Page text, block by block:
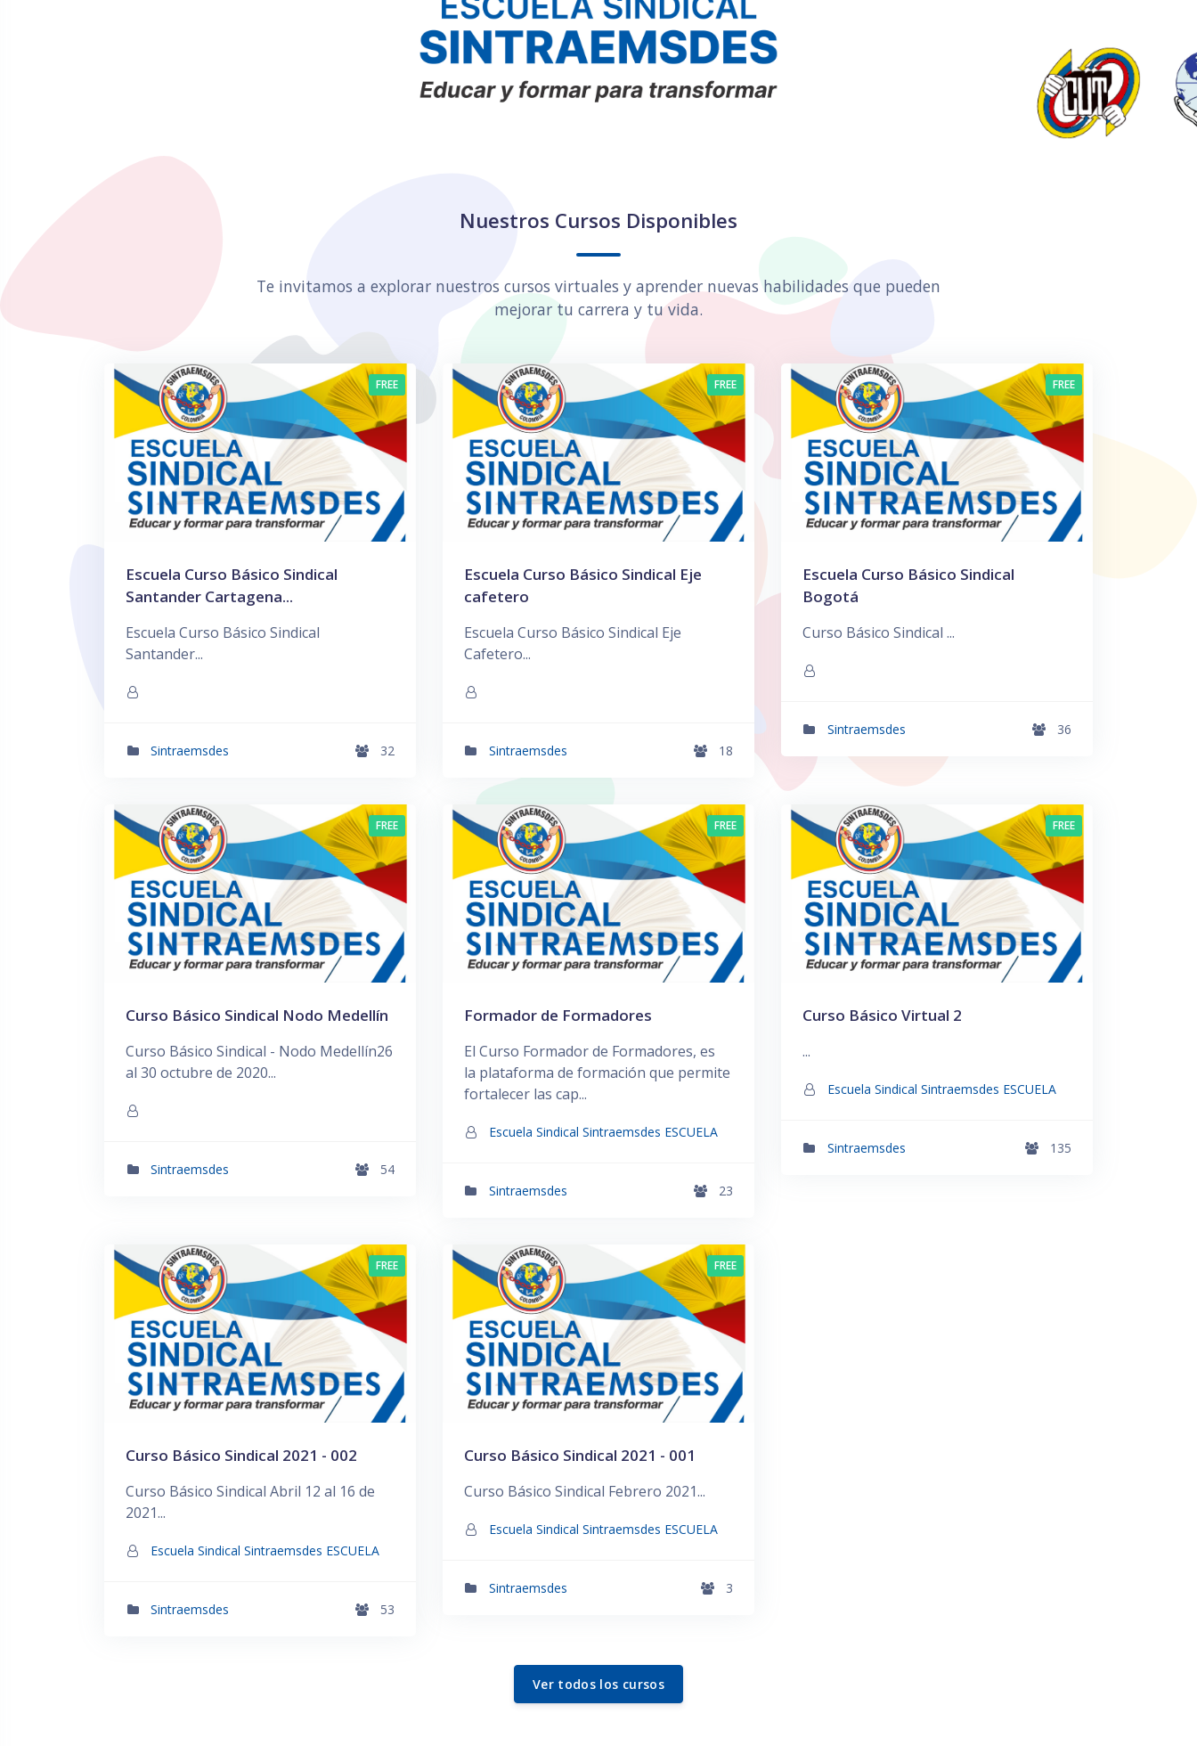
Nuestros Cursos Disponibles
Te invitamos a explorar nuestros cursos virtuales y aprender nuevas habilidades que pueden
mejorar tu carrera y tu vida.
FREE
Escuela Curso Básico Sindical
Santander Cartagena...
Escuela Curso Básico Sindical
Santander...
Sintraemsdes 32
FREE
Escuela Curso Básico Sindical Eje
cafetero
Escuela Curso Básico Sindical Eje
Cafetero...
Sintraemsdes 18
FREE
Escuela Curso Básico Sindical
Bogotá
Curso Básico Sindical ...
Sintraemsdes 36
FREE
Curso Básico Sindical Nodo Medellín
Curso Básico Sindical - Nodo Medellín26
al 30 octubre de 2020...
Sintraemsdes 54
FREE
Formador de Formadores
El Curso Formador de Formadores, es
la plataforma de formación que permite
fortalecer las cap...
Escuela Sindical Sintraemsdes ESCUELA
Sintraemsdes 23
FREE
Curso Básico Virtual 2
...
Escuela Sindical Sintraemsdes ESCUELA
Sintraemsdes 135
FREE
Curso Básico Sindical 2021 - 002
Curso Básico Sindical Abril 12 al 16 de
2021...
Escuela Sindical Sintraemsdes ESCUELA
Sintraemsdes 53
FREE
Curso Básico Sindical 2021 - 001
Curso Básico Sindical Febrero 2021...
Escuela Sindical Sintraemsdes ESCUELA
Sintraemsdes 3
Ver todos los cursos